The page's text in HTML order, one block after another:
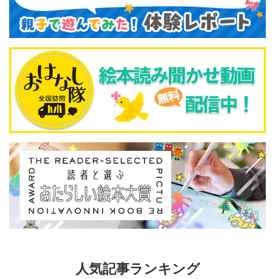
人気記事ランキング